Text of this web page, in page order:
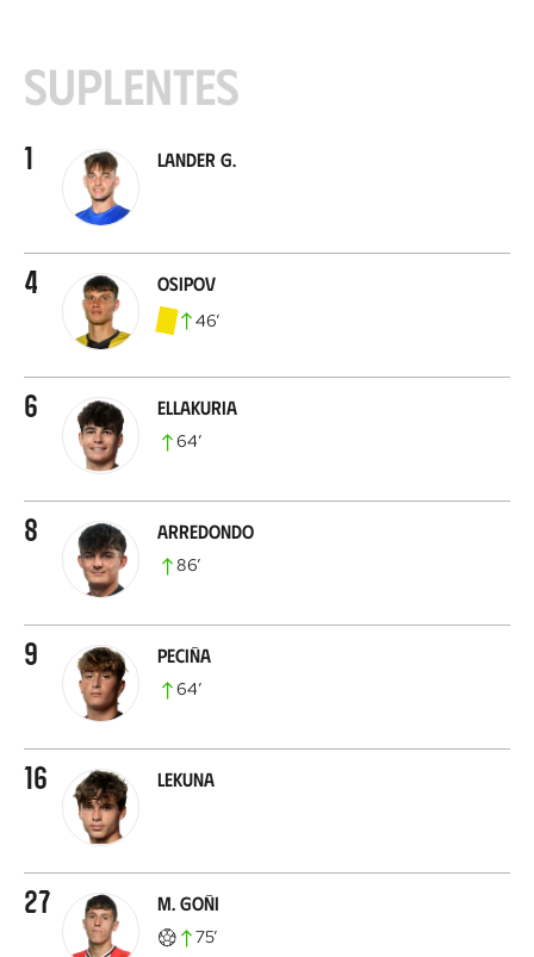
Suplentes
1 Lander G.
4 Osipov
46’
6 Ellakuria
64’
8 Arredondo
86’
9 Peciña
64’
16 Lekuna
27 M. Goñi
75’